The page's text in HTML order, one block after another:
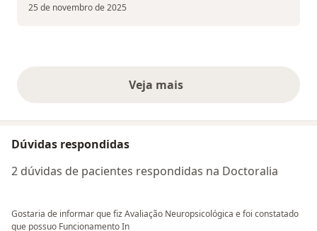
25 de novembro de 2025
Veja maisopiniões acima
Dúvidas respondidas
2 dúvidas de pacientes respondidas na Doctoralia
Gostaria de informar que fiz Avaliação Neuropsicológica e foi constatado
que possuo Funcionamento In